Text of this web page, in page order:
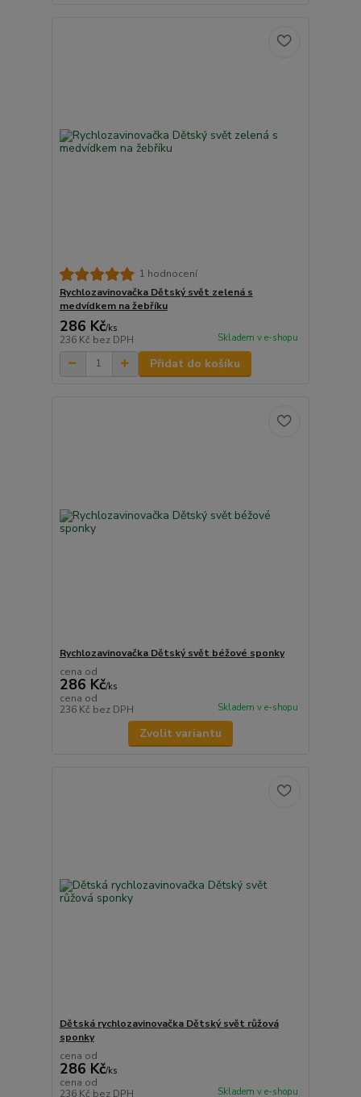
1 hodnocení
Rychlozavinovačka Dětský svět zelená s
medvídkem na žebříku
286 Kč/ks
236 Kč bez DPH Skladem v e-shopu
Přidat do košíku
Rychlozavinovačka Dětský svět béžové sponky
cena od
286 Kč/ks
cena od
236 Kč bez DPH Skladem v e-shopu
Zvolit variantu
Dětská rychlozavinovačka Dětský svět růžová
sponky
cena od
286 Kč/ks
cena od
236 Kč bez DPH Skladem v e-shopu